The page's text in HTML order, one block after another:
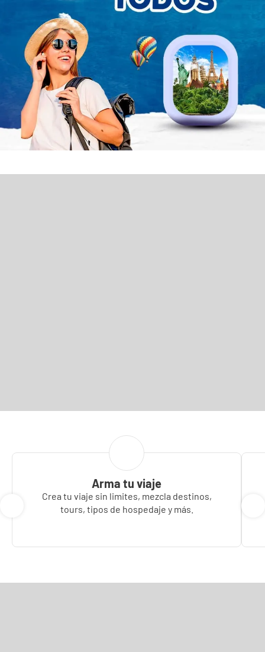
Arma tu viaje
Crea tu viaje sin limites, mezcla destinos,
tours, tipos de hospedaje y más.